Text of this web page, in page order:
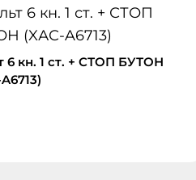
6 кн. 1 ст. + СТОП БУТОН